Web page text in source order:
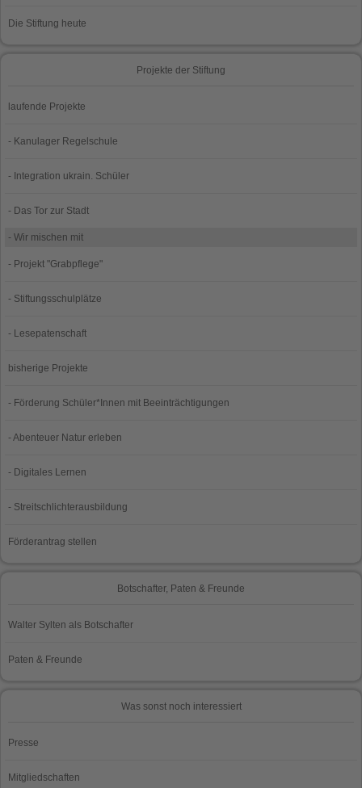
Die Stiftung heute
Projekte der Stiftung
laufende Projekte
- Kanulager Regelschule
- Integration ukrain. Schüler
- Das Tor zur Stadt
- Wir mischen mit
- Projekt "Grabpflege"
- Stiftungsschulplätze
- Lesepatenschaft
bisherige Projekte
- Förderung Schüler*Innen mit Beeinträchtigungen
- Abenteuer Natur erleben
- Digitales Lernen
- Streitschlichterausbildung
Förderantrag stellen
Botschafter, Paten & Freunde
Walter Sylten als Botschafter
Paten & Freunde
Was sonst noch interessiert
Presse
Mitgliedschaften